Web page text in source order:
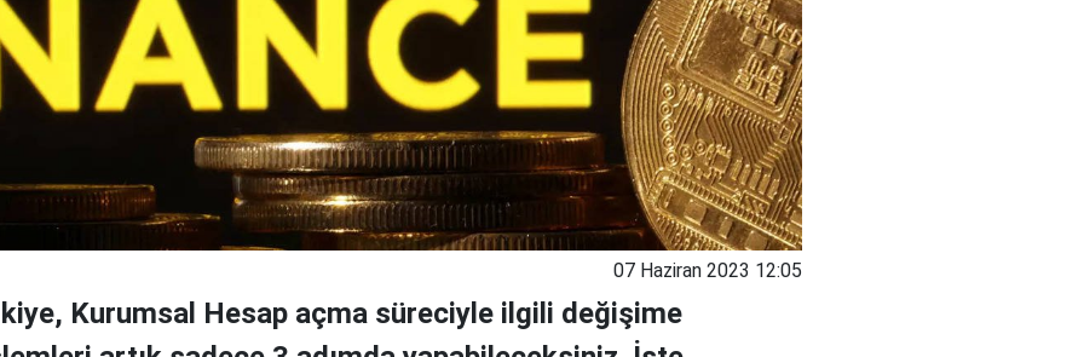
07 Haziran 2023 12:05
Kurumsal Hesap açma süreciyle ilgili değişime